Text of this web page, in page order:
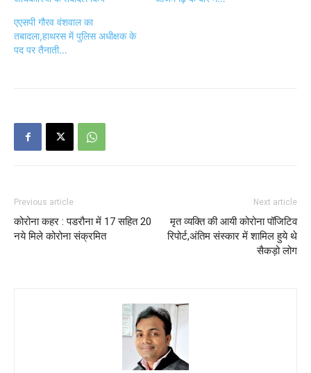
एएसपी गौरव वंशवाल का
तबादला,हाथरस में पुलिस अधीक्षक के
पद पर तैनाती…
Previous article
कोरोना कहर : पडरौना में 17 सहित 20
नये मिले कोरोना संक्रमित
Next article
मृत व्यक्ति की आयी कोरोना पॉजिटिव
रिपोर्ट,अंतिम संस्कार में शामिल हुये थे
सैकड़ो लोग